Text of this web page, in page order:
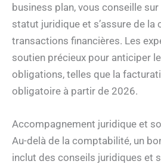
business plan, vous conseille
statut juridique et s’assure de la
transactions financières. Les
soutien précieux pour anticiper
obligations, telles que la
obligatoire à partir de 2026.
Accompagnement juridique et
Au-delà de la comptabilité, un
inclut des conseils juridiques et